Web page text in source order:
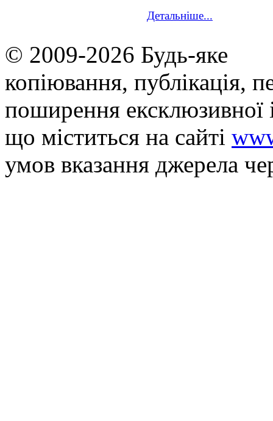
Детальніше...
© 2009-2026 Будь-яке
копiювання, публiкацiя,
поширення
що мiститься на сайті
умов вказання джерела